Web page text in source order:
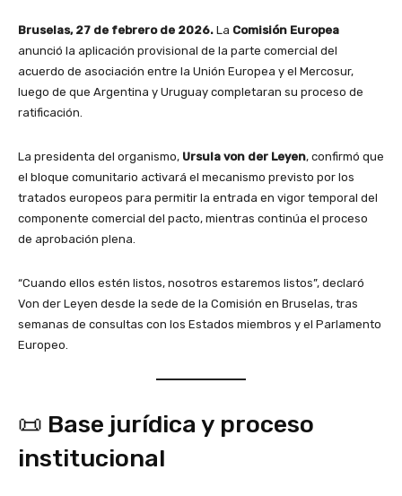
Bruselas, 27 de febrero de 2026. La Comisión Europea
anunció la aplicación provisional de la parte comercial del
acuerdo de asociación entre la Unión Europea y el Mercosur,
luego de que Argentina y Uruguay completaran su proceso de
ratificación.
La presidenta del organismo, Ursula von der Leyen, confirmó que
el bloque comunitario activará el mecanismo previsto por los
tratados europeos para permitir la entrada en vigor temporal del
componente comercial del pacto, mientras continúa el proceso
de aprobación plena.
“Cuando ellos estén listos, nosotros estaremos listos”, declaró
Von der Leyen desde la sede de la Comisión en Bruselas, tras
semanas de consultas con los Estados miembros y el Parlamento
Europeo.
📜 Base jurídica y proceso
institucional